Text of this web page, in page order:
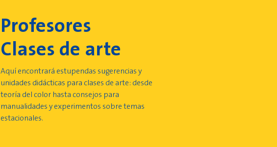
Profesores
Clases de arte
Aquí encontrará estupendas sugerencias y
unidades didácticas para clases de arte: desde
teoría del color hasta consejos para
manualidades y experimentos sobre temas
estacionales.